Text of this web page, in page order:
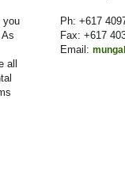
you
all
Ph: +617
Fax: +617
Email: